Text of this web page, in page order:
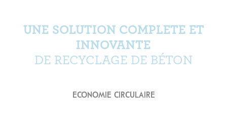
UNE SOLUTION COMPLETE ET
INNOVANTE
DE RECYCLAGE DE BÉTON
ECONOMIE CIRCULAIRE